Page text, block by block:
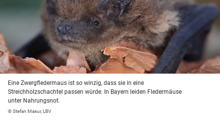
Eine Zwergfledermaus ist so winzig, dass sie in eine
Streichholzschachtel passen würde. In Bayern leiden Fledermäuse
unter Nahrungsnot.
© Stefan Masur, LBV